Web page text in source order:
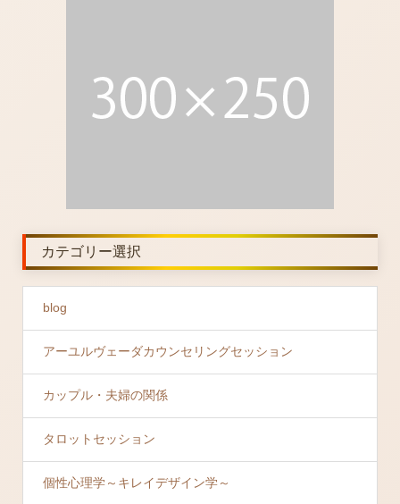
カテゴリー選択
blog
アーユルヴェーダカウンセリングセッション
カップル・夫婦の関係
タロットセッション
個性心理学～キレイデザイン学～